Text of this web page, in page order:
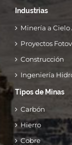
Industrias
Minería a
Proyectos
Construcción
Ingeniería
Tipos de Minas
Carbón
Hierro
Cobre